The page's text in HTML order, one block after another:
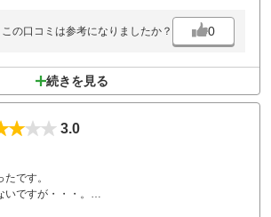
この口コミは参考になりましたか？ 0
続きを見る
3.0
です。
ですが・・・。